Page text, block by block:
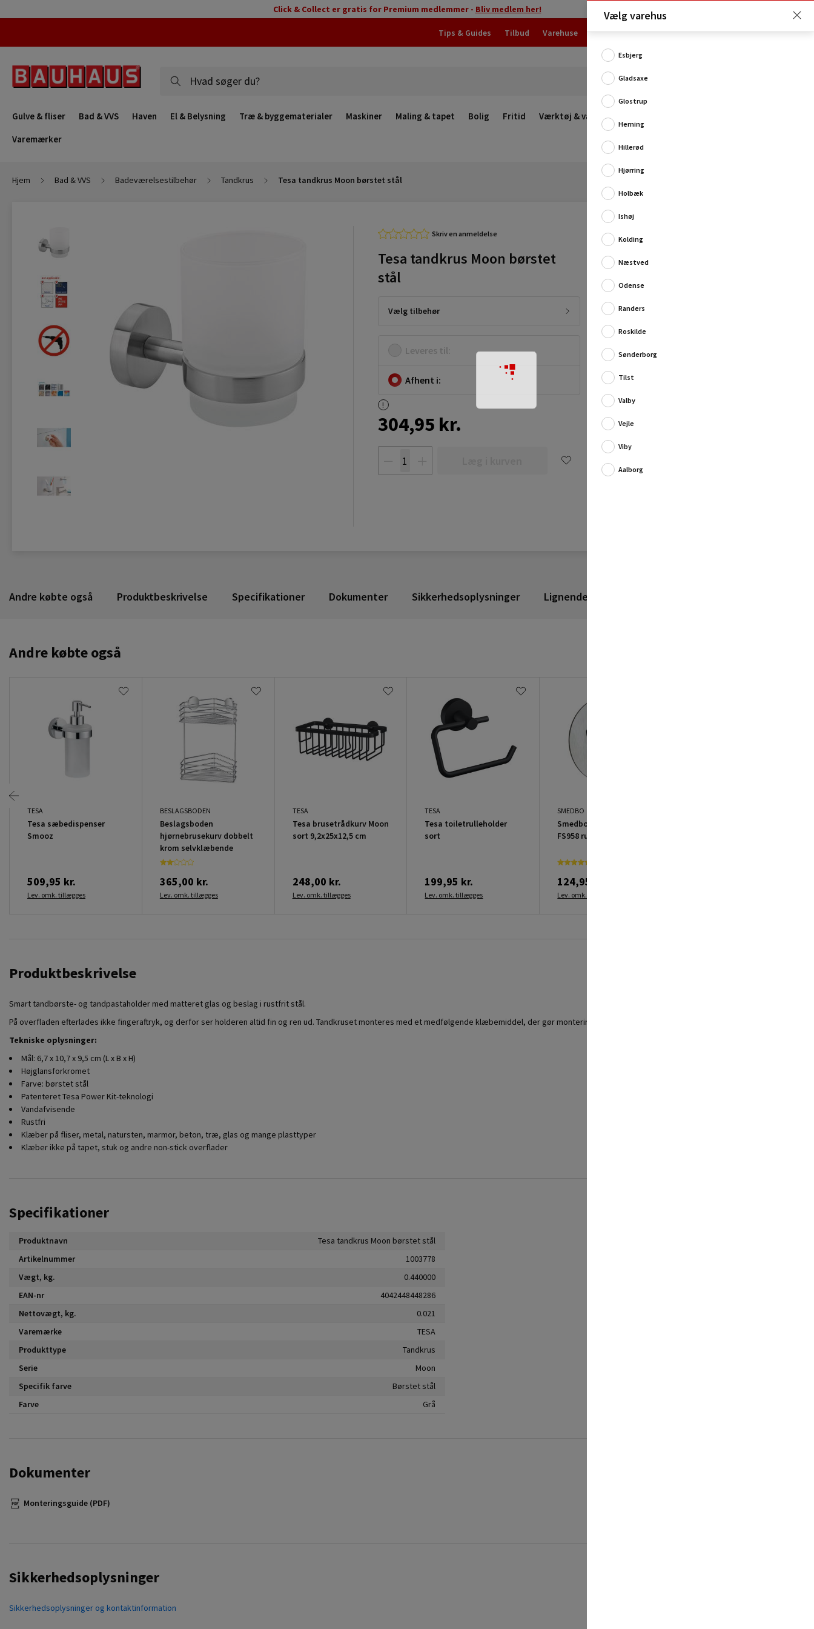
Click & Collect er gratis for Premium medlemmer - Bliv medlem her!
Tips & Guides Tilbud Varehuse
Gulve & fliser Bad & VVS Haven El & Belysning Træ & byggematerialer Maskiner Maling & tapet Bolig Fritid Værktøj & værksted
Varemærker
Hjem Bad & VVS Badeværelsestilbehør Tandkrus Tesa tandkrus Moon børstet stål
Skriv en anmeldelse
Tesa tandkrus Moon børstet
stål
Vælg tilbehør
Leveres til:
Afhent i:
304,95 kr.
Smart tandbørste- og tandpastaholder med
ser ...
Andre købte også Produktbeskrivelse Specifikationer Dokumenter Sikkerhedsoplysninger Lignende produkter
Andre købte også
TESA
Tesa sæbedispenser
Smooz
509,95 kr.
Lev. omk. tillægges
BESLAGSBODEN
Beslagsboden
hjørnebrusekurv dobbelt
krom selvklæbende
365,00 kr.
Lev. omk. tillægges
TESA
Tesa brusetrådkurv Moon
sort 9,2x25x12,5 cm
248,00 kr.
Lev. omk. tillægges
TESA
Tesa toiletrulleholder
sort
199,95 kr.
Lev. omk. tillægges
SMEDBO
Smedbo WC-skilt Xtra
FS958 rustfrit stål
124,95 kr.
Lev. omk. tillægges
Produktbeskrivelse
Smart tandbørste- og tandpastaholder med matteret glas og beslag i rustfrit stål.
På overfladen efterlades ikke fingeraftryk, og derfor ser holderen altid fin og ren ud. Tandkruset monteres med et medfølgende klæbemiddel, der gør monteringen nem og hurtig.
Tekniske oplysninger:
Mål: 6,7 x 10,7 x 9,5 cm (L x B x H)
Højglansforkromet
Farve: børstet stål
Patenteret Tesa Power Kit-teknologi
Vandafvisende
Rustfri
Klæber på fliser, metal, natursten, marmor, beton, træ, glas og mange plasttyper
Klæber ikke på tapet, stuk og andre non-stick overflader
Specifikationer
Produktnavn
Tesa tandkrus Moon børstet stål
Artikelnummer
1003778
Vægt, kg.
0.440000
EAN-nr
4042448448286
Nettovægt, kg.
0.021
Varemærke
TESA
Produkttype
Tandkrus
Serie
Moon
Specifik farve
Børstet stål
Farve
Grå
Dokumenter
Monteringsguide (PDF)
Sikkerhedsoplysninger
Sikkerhedsoplysninger og kontaktinformation
Vælg varehus
Esbjerg
Gladsaxe
Glostrup
Herning
Hillerød
Hjørring
Holbæk
Ishøj
Kolding
Næstved
Odense
Randers
Roskilde
Sønderborg
Tilst
Valby
Vejle
Viby
Aalborg